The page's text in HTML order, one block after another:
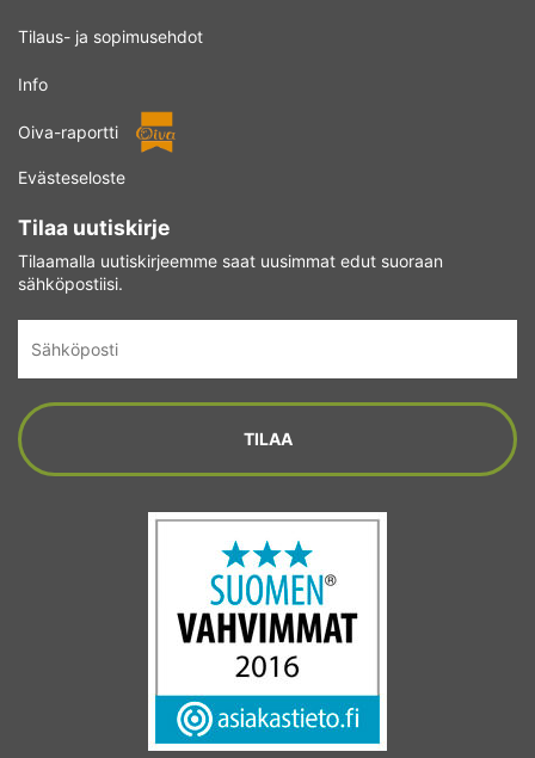
Tilaus- ja sopimusehdot
Info
Oiva-raportti
Evästeseloste
Tilaa uutiskirje
Tilaamalla uutiskirjeemme saat uusimmat edut suoraan
sähköpostiisi.